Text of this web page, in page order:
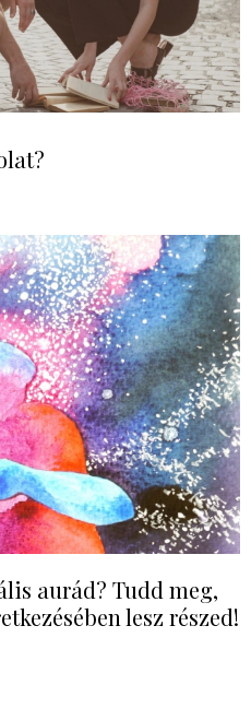
aurád? Tudd meg,
lesz részed!